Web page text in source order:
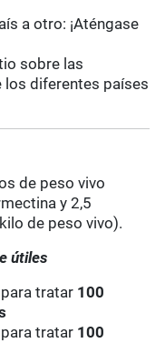
a otro: ¡Aténgase
sobre las
los diferentes países
de peso vivo
y 2,5
de peso vivo).
útiles
tratar 100
tratar 100